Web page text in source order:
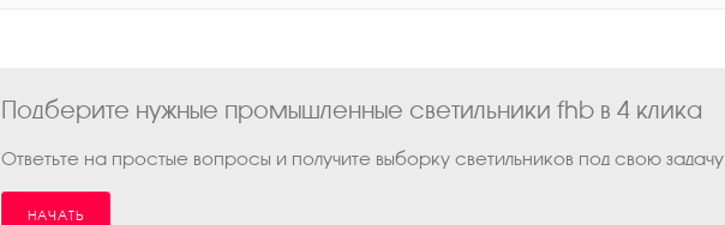
Подберите нужные промышленные светильники fhb в 4 клика
Ответьте на простые вопросы и получите выборку светильников под свою задачу
НАЧАТЬ